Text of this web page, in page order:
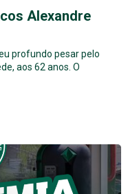
Alexandre
profundo pesar pelo
aos 62 anos. O